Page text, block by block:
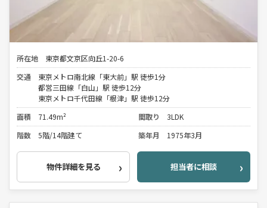
所在地
東京都文京区向丘1-20-6
交通
東京メトロ南北線「東大前」駅 徒歩1分
都営三田線「白山」駅 徒歩12分
東京メトロ千代田線「根津」駅 徒歩12分
面積
71.49m² 間取り
3LDK
階数
5階/14階建て 築年月 1975年3月
物件詳細を見る 担当者に相談